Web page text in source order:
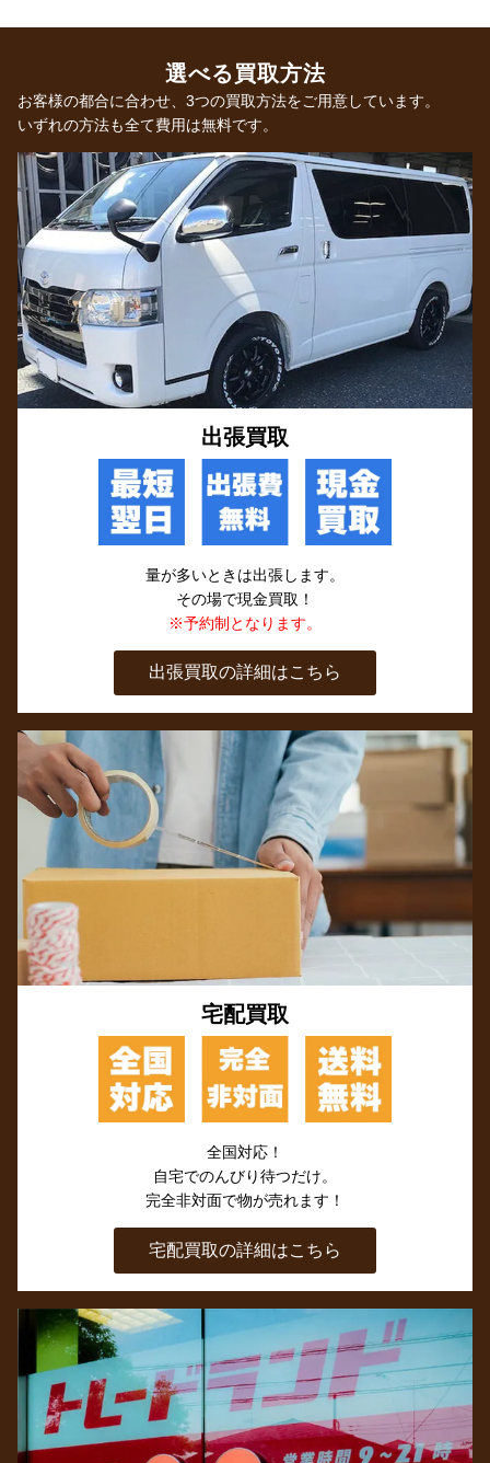
選べる買取方法
お客様の都合に合わせ、3つの買取方法をご用意しています。
いずれの方法も全て費用は無料です。
出張買取
量が多いときは出張します。
その場で現金買取！
※予約制となります。
出張買取の詳細はこちら
宅配買取
全国対応！
自宅でのんびり待つだけ。
完全非対面で物が売れます！
宅配買取の詳細はこちら